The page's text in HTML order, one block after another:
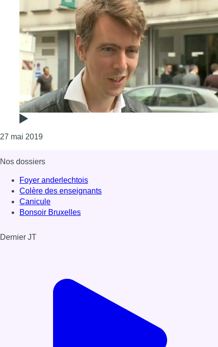
27 mai 2019Consulter l'article "Elections 2019 : Groen va
Nos dossiers
Foyer anderlechtois
Colère des enseignants
Canicule
Bonsoir Bruxelles
Dernier JT